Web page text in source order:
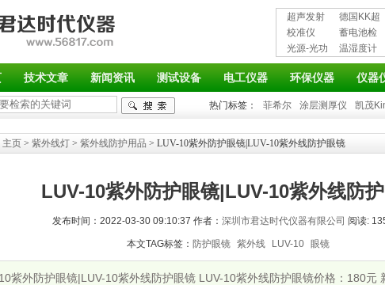
超声发射
接收仪器
德国KK超
声波探伤
仪
校准仪
蓄电池检
测仪
光源-光功
率计
温湿度计
技术文章 新闻资讯 测试设备 电工仪器 环保仪器 仪器
热门标签： 菲希尔 涂层测厚仪 凯茂
主页 > 紫外线灯 > 紫外线防护用品 > LUV-10紫外防护眼镜|LUV-10紫外线防护眼镜
LUV-10紫外防护眼镜|LUV-10紫外线防
发布时间：2022-03-30 09:10:37 作者： 深圳市君达时代仪器有限公司 阅读:
本文TAG标签： 防护眼镜 紫外线 LUV-10 眼镜
紫外防护眼镜|LUV-10紫外线防护眼镜 LUV-10紫外线防护眼镜价格：180元